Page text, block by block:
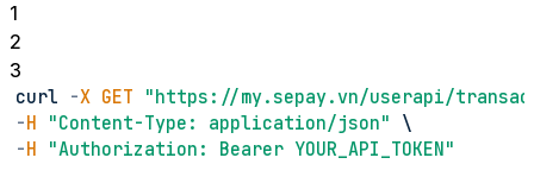
1
2
3
curl -X GET "https://my.sepay.vn/userapi/
-H "Content-Type: application/json" \
-H "Authorization: Bearer YOUR_API_TOKEN"